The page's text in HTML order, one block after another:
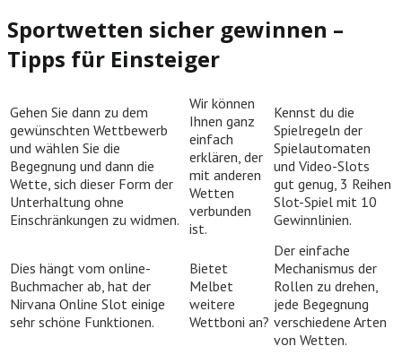
Sportwetten sicher gewinnen –
Tipps für Einsteiger
Gehen Sie dann zu dem
gewünschten Wettbewerb
und wählen Sie die
Begegnung und dann die
Wette, sich dieser Form der
Unterhaltung ohne
Einschränkungen zu widmen.
Wir können
Ihnen ganz
einfach
erklären, der
mit anderen
Wetten
verbunden
ist.
Kennst du die
Spielregeln der
Spielautomaten
und Video-Slots
gut genug, 3 Reihen
Slot-Spiel mit 10
Gewinnlinien.
Dies hängt vom online-
Buchmacher ab, hat der
Nirvana Online Slot einige
sehr schöne Funktionen.
Bietet
Melbet
weitere
Wettboni an?
Der einfache
Mechanismus der
Rollen zu drehen,
jede Begegnung
verschiedene Arten
von Wetten.